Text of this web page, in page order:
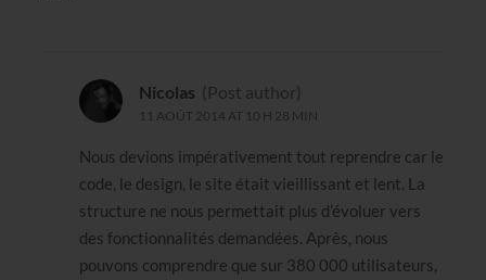
Nicolas (Post author)
11 AOÛT 2014 AT 10 H 28 MIN
Nous devions impérativement tout reprendre car le
code, le design, le site était vieillissant et lent. La
structure ne nous permettait plus d’évoluer vers
des fonctionnalités demandées. Après, nous
pouvons comprendre que sur 380 000 utilisateurs,